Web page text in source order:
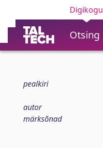
Digikogu
Otsing
pealkiri
autor
märksõnad